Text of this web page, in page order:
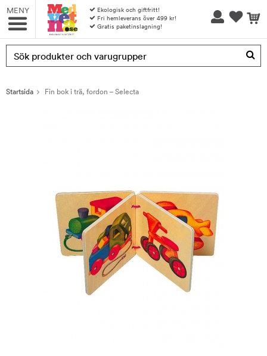
MENY
Ekologisk och giftfritt!
Fri hemleverans över 499 kr!
Gratis paketinslagning!
Produkten har blivit tillagd i varukorgen
Startsida Fin bok i trä, fordon – Selecta